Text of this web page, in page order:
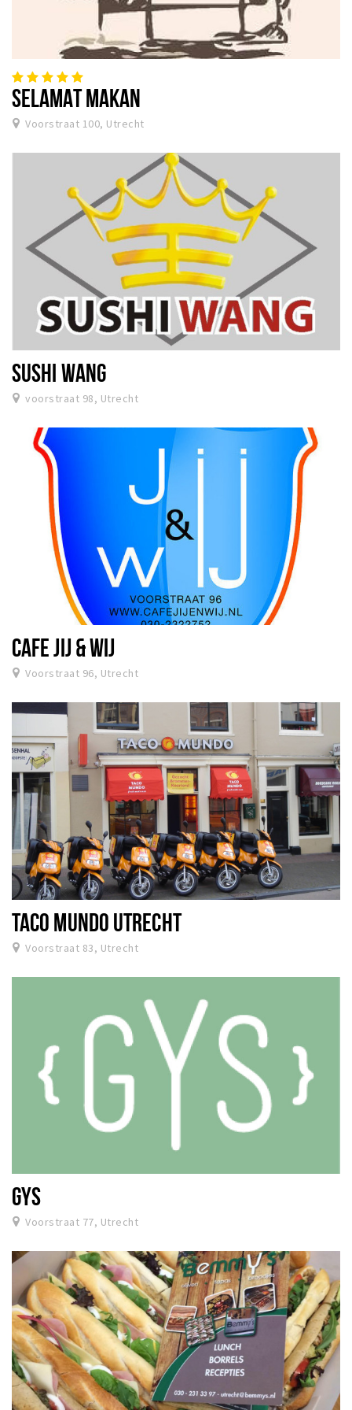
SELAMAT MAKAN
Voorstraat 100, Utrecht
SUSHI WANG
voorstraat 98, Utrecht
CAFE JIJ & WIJ
Voorstraat 96, Utrecht
TACO MUNDO UTRECHT
Voorstraat 83, Utrecht
GYS
Voorstraat 77, Utrecht